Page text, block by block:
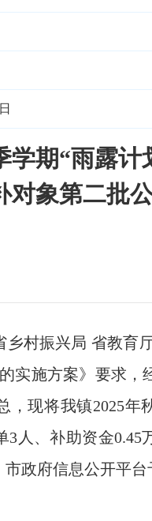
学期“雨露计
对象第二批
村振兴局 省教育
实施方案》要求，
，现将我镇2025年
3人、补助资金0.45
市政府信息公开平